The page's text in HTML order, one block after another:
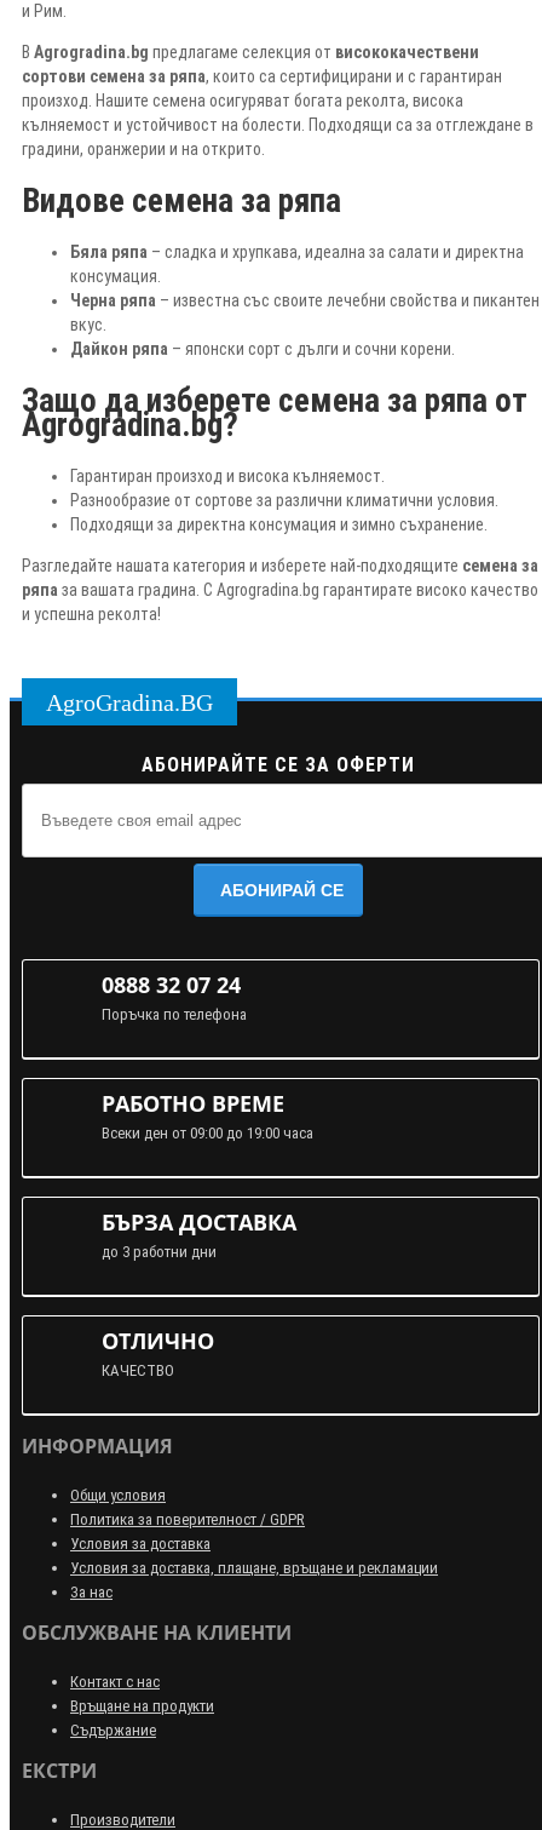
и Рим.
В Agrogradina.bg предлагаме селекция от висококачествени
сортови семена за ряпа, които са сертифицирани и с гарантиран
произход. Нашите семена осигуряват богата реколта, висока
кълняемост и устойчивост на болести. Подходящи са за отглеждане в
градини, оранжерии и на открито.
Видове семена за ряпа
Бяла ряпа – сладка и хрупкава, идеална за салати и директна
консумация.
Черна ряпа – известна със своите лечебни свойства и пикантен
вкус.
Дайкон ряпа – японски сорт с дълги и сочни корени.
Защо да изберете семена за ряпа от
Agrogradina.bg?
Гарантиран произход и висока кълняемост.
Разнообразие от сортове за различни климатични условия.
Подходящи за директна консумация и зимно съхранение.
Разгледайте нашата категория и изберете най-подходящите семена за
ряпа за вашата градина. С Agrogradina.bg гарантирате високо качество
и успешна реколта!
AgroGradina.BG
АБОНИРАЙТЕ СЕ ЗА ОФЕРТИ
АБОНИРАЙ СЕ
0888 32 07 24
Поръчка по телефона
РАБОТНО ВРЕМЕ
Всеки ден от 09:00 до 19:00 часа
БЪРЗА ДОСТАВКА
до 3 работни дни
ОТЛИЧНО
КАЧЕСТВО
ИНФОРМАЦИЯ
Общи условия
Политика за поверителност / GDPR
Условия за доставка
Условия за доставка, плащане, връщане и рекламации
За нас
ОБСЛУЖВАНЕ НА КЛИЕНТИ
Контакт с нас
Връщане на продукти
Съдържание
ЕКСТРИ
Производители